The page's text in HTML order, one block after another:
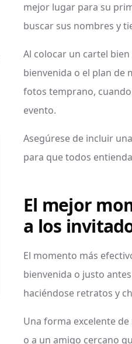
mejor lugar para su
buscar sus nombres y
Al colocar un cartel
bienvenida o el plan de
fotos temprano,
evento.
Asegúrese de incluir
para que todos
El mejor
a los
El momento más
bienvenida o justo
haciéndose retratos y
Una forma excelente
o a un amigo cercano